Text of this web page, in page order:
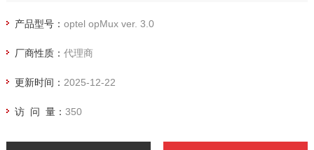
产品型号： optel opMux ver. 3.0
厂商性质： 代理商
更新时间： 2025-12-22
访 问 量： 350